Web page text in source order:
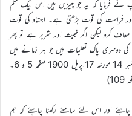
نے فرمایا کہ یہ جو چیزیں ہیں اس ایک حکم
فراست کی قوت بڑھتی ہے۔ اجتہاد کی قوت
معاف کرو لیکن اگر خبیث اور شریر ہے تو پھر
کی دوسری پاک تعلیمات ہیں جو ہر زمانے میں
روز روشن کی طرح ظاہر ہیں۔ ‘‘ (الحکم جلد 4۔ نمبر 14 مورخہ 17اپریل 1900 صفحہ 5 و 6۔
اور اس لئے سامنے رکھنا چاہئے کہ ہم